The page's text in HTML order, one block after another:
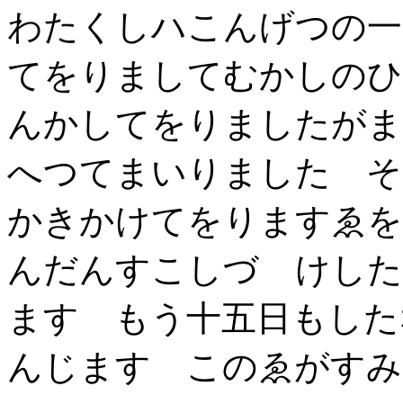
わたくしハこんげつの
てをりましてむかしの
んかしてをりましたが
へつてまいりました
かきかけてをりますゑ
んだんすこしづゝけし
ます もう十五日もし
んじます このゑがす